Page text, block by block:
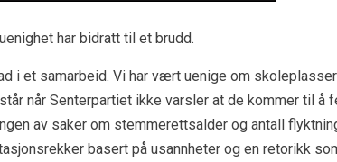
har bidratt til et brudd.
i et samarbeid. Vi har vært uenige om
når Senterpartiet ikke varsler at de kommer til å
av saker om stemmerettsalder og antall
basert på usannheter og en retorikk